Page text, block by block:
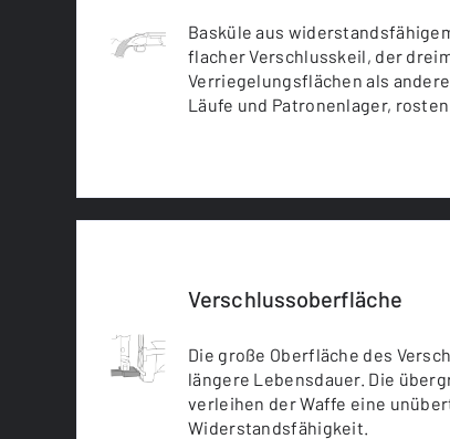
Basküle aus
flacher Verschlusskeil, der
Verriegelungsflächen als
Läufe und Patronenlager,
Verschlussoberfläche
Die große Oberfläche des
längere Lebensdauer. Die
verleihen der Waffe eine
Widerstandsfähigkeit.